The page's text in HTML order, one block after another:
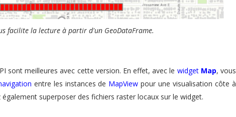
facilite la lecture à partir d'un GeoDataFrame.
sont meilleures avec cette version. En effet, avec le widget Map, vous
entre les instances de MapViewpour une visualisation côte à
superposer des fichiers raster locaux sur le widget.